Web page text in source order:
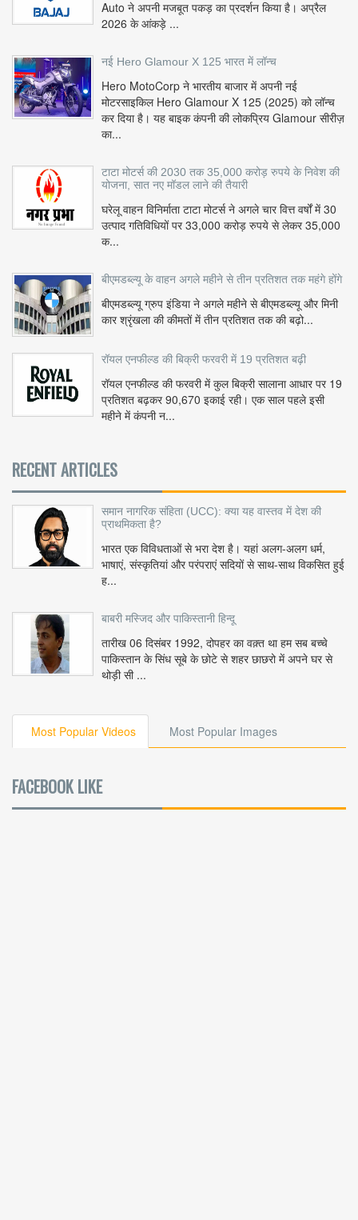
Auto ने अपनी मजबूत पकड़ का प्रदर्शन किया है। अप्रैल
2026 के आंकड़े ...
नई Hero Glamour X 125 भारत में लॉन्च
Hero MotoCorp ने भारतीय बाजार में अपनी नई
मोटरसाइकिल Hero Glamour X 125 (2025) को लॉन्च
कर दिया है। यह बाइक कंपनी की लोकप्रिय Glamour सीरीज़
का...
टाटा मोटर्स की 2030 तक 35,000 करोड़ रुपये के निवेश की
योजना, सात नए मॉडल लाने की तैयारी
घरेलू वाहन विनिर्माता टाटा मोटर्स ने अगले चार वित्त वर्षों में 30
उत्पाद गतिविधियों पर 33,000 करोड़ रुपये से लेकर 35,000
क...
बीएमडब्ल्यू के वाहन अगले महीने से तीन प्रतिशत तक महंगे होंगे
बीएमडब्ल्यू ग्रुप इंडिया ने अगले महीने से बीएमडब्ल्यू और मिनी
कार श्रृंखला की कीमतों में तीन प्रतिशत तक की बढ़ो...
रॉयल एनफील्ड की बिक्री फरवरी में 19 प्रतिशत बढ़ी
रॉयल एनफील्ड की फरवरी में कुल बिक्री सालाना आधार पर 19
प्रतिशत बढ़कर 90,670 इकाई रही। एक साल पहले इसी
महीने में कंपनी न...
RECENT ARTICLES
समान नागरिक संहिता (UCC): क्या यह वास्तव में देश की
प्राथमिकता है?
भारत एक विविधताओं से भरा देश है। यहां अलग-अलग धर्म,
भाषाएं, संस्कृतियां और परंपराएं सदियों से साथ-साथ विकसित हुई
ह...
बाबरी मस्जिद और पाकिस्तानी हिन्दू
तारीख 06 दिसंबर 1992, दोपहर का वक़्त था हम सब बच्चे
पाकिस्तान के सिंध सूबे के छोटे से शहर छाछरो में अपने घर से
थोड़ी सी ...
Most Popular Videos Most Popular Images
FACEBOOK LIKE